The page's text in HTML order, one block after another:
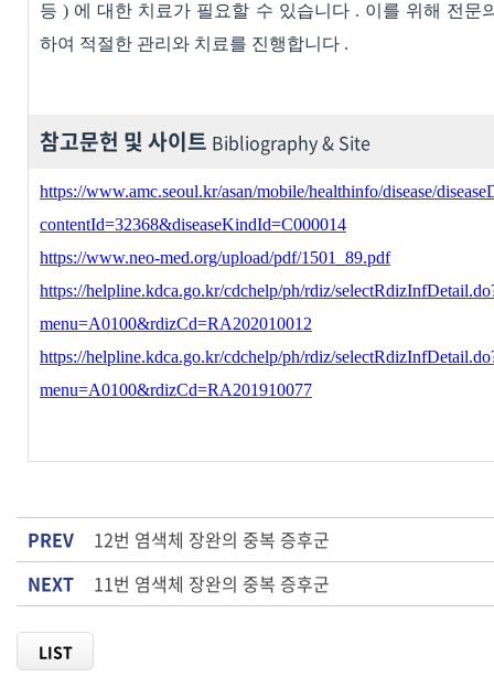
등 ) 에 대한 치료가 필요할 수 있습니다 . 이를 위해 전문
하여 적절한 관리와 치료를 진행합니다 .
참고문헌 및 사이트 Bibliography & Site
https://www.amc.seoul.kr/asan/mobile/healthinfo/disease/
contentId=32368&diseaseKindId=C000014
https://www.neo-med.org/upload/pdf/1501_89.pdf
https://helpline.kdca.go.kr/cdchelp/ph/rdiz/
menu=A0100&rdizCd=RA202010012
https://helpline.kdca.go.kr/cdchelp/ph/rdiz/
menu=A0100&rdizCd=RA201910077
PREV
12번 염색체 장완의 중복 증후군
NEXT
11번 염색체 장완의 중복 증후군
LIST